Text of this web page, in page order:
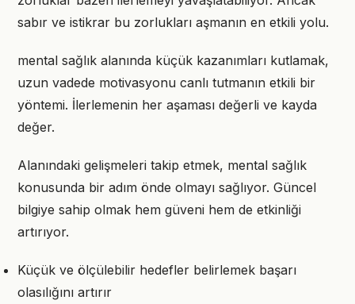
sabır ve istikrar bu zorlukları aşmanın en etkili yolu.
mental sağlık alanında küçük kazanımları kutlamak,
uzun vadede motivasyonu canlı tutmanın etkili bir
yöntemi. İlerlemenin her aşaması değerli ve kayda
değer.
Alanındaki gelişmeleri takip etmek, mental sağlık
konusunda bir adım önde olmayı sağlıyor. Güncel
bilgiye sahip olmak hem güveni hem de etkinliği
artırıyor.
Küçük ve ölçülebilir hedefler belirlemek başarı
olasılığını artırır